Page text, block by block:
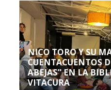
NICO TORO Y SU
CUENTACUENTOS
ABEJAS” EN LA
VITACURA